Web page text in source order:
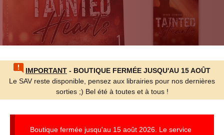
IMPORTANT - BOUTIQUE FERMÉE JUSQU'AU 15 AOÛT
Le SAV reste disponible, pensez aux librairies pour nos dernières
sorties ;) Bel été à toutes et à tous !
Boutique fermée jusqu'au 15 août 2026. Le service